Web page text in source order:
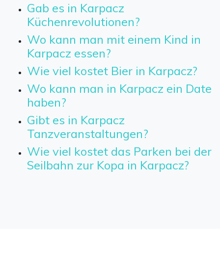
Gab es in Karpacz
Küchenrevolutionen?
Wo kann man mit einem Kind in
Karpacz essen?
Wie viel kostet Bier in Karpacz?
Wo kann man in Karpacz ein Date
haben?
Gibt es in Karpacz
Tanzveranstaltungen?
Wie viel kostet das Parken bei der
Seilbahn zur Kopa in Karpacz?